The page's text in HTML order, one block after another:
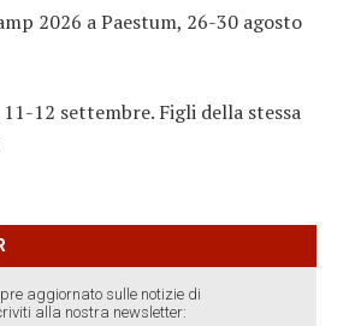
2026 a Paestum, 26-30 agosto
11-12 settembre. Figli della stessa
aggiornato sulle notizie di
alla nostra newsletter: